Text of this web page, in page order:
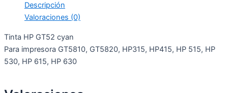
Descripción
Valoraciones (0)
Tinta HP GT52 cyan
Para impresora GT5810, GT5820, HP315, HP415, HP 515, HP
530, HP 615, HP 630